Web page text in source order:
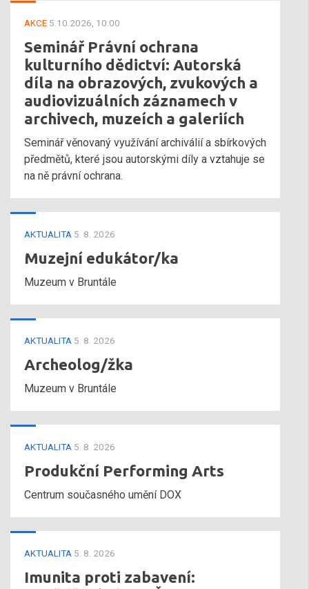
AKCE 5.10.2026, 10:00
Seminář Právní ochrana
kulturního dědictví: Autorská
díla na obrazových, zvukových a
audiovizuálních záznamech v
archivech, muzeích a galeriích
Seminář věnovaný využívání archiválií a sbírkových
předmětů, které jsou autorskými díly a vztahuje se
na ně právní ochrana.
AKTUALITA 5. 8. 2026
Muzejní edukátor/ka
Muzeum v Bruntále
AKTUALITA 5. 8. 2026
Archeolog/žka
Muzeum v Bruntále
AKTUALITA 5. 8. 2026
Produkční Performing Arts
Centrum současného umění DOX
AKTUALITA 5. 8. 2026
Imunita proti zabavení: